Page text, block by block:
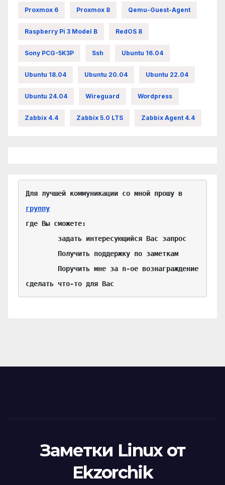
Proxmox 6 Proxmox 8 Qemu-Guest-Agent
Raspberry Pi 3 Model B RedOS 8
Sony PCG-5K3P Ssh Ubuntu 16.04
Ubuntu 18.04 Ubuntu 20.04 Ubuntu 22.04
Ubuntu 24.04 Wireguard Wordpress
Zabbix 4.4 Zabbix 5.0 LTS Zabbix Agent 4.4
группу
где Вы сможете:
сделать что-то для Вас
Заметки Linux от
Ekzorchik